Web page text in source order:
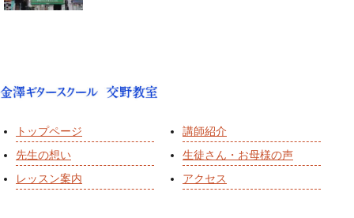
トップページ
先生の想い
レッスン案内
講師紹介
生徒さん・お母様の声
アクセス